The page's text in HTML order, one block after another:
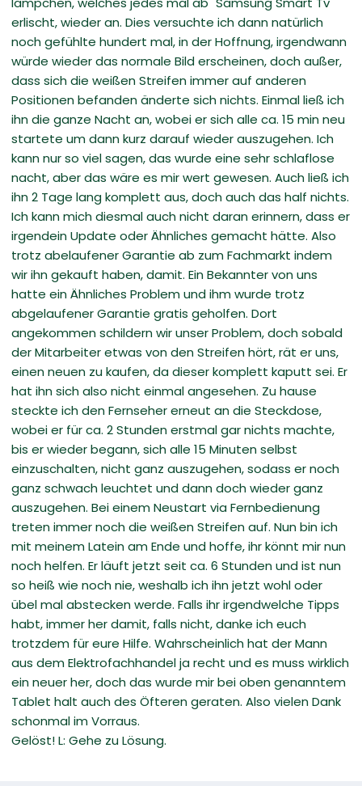
erlischt, wieder an. Dies versuchte ich dann natürlich
noch gefühlte hundert mal, in der Hoffnung, irgendwann
würde wieder das normale Bild erscheinen, doch außer,
dass sich die weißen Streifen immer auf anderen
Positionen befanden änderte sich nichts. Einmal ließ ich
ihn die ganze Nacht an, wobei er sich alle ca. 15 min neu
startete um dann kurz darauf wieder auszugehen. Ich
kann nur so viel sagen, das wurde eine sehr schlaflose
nacht, aber das wäre es mir wert gewesen. Auch ließ ich
ihn 2 Tage lang komplett aus, doch auch das half nichts.
Ich kann mich diesmal auch nicht daran erinnern, dass er
irgendein Update oder Ähnliches gemacht hätte. Also
trotz abelaufener Garantie ab zum Fachmarkt indem
wir ihn gekauft haben, damit. Ein Bekannter von uns
hatte ein Ähnliches Problem und ihm wurde trotz
abgelaufener Garantie gratis geholfen. Dort
angekommen schildern wir unser Problem, doch sobald
der Mitarbeiter etwas von den Streifen hört, rät er uns,
einen neuen zu kaufen, da dieser komplett kaputt sei. Er
hat ihn sich also nicht einmal angesehen. Zu hause
steckte ich den Fernseher erneut an die Steckdose,
wobei er für ca. 2 Stunden erstmal gar nichts machte,
bis er wieder begann, sich alle 15 Minuten selbst
einzuschalten, nicht ganz auszugehen, sodass er noch
ganz schwach leuchtet und dann doch wieder ganz
auszugehen. Bei einem Neustart via Fernbedienung
treten immer noch die weißen Streifen auf. Nun bin ich
mit meinem Latein am Ende und hoffe, ihr könnt mir nun
noch helfen. Er läuft jetzt seit ca. 6 Stunden und ist nun
so heiß wie noch nie, weshalb ich ihn jetzt wohl oder
übel mal abstecken werde. Falls ihr irgendwelche Tipps
habt, immer her damit, falls nicht, danke ich euch
trotzdem für eure Hilfe. Wahrscheinlich hat der Mann
aus dem Elektrofachhandel ja recht und es muss wirklich
ein neuer her, doch das wurde mir bei oben genanntem
Tablet halt auch des Öfteren geraten. Also vielen Dank
schonmal im Vorraus.
Gelöst! L: Gehe zu Lösung.